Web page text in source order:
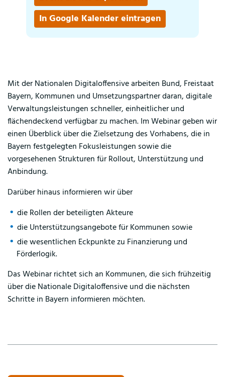
In Google Kalender eintragen
Mit der Nationalen Digitaloffensive arbeiten Bund, Freistaat
Bayern, Kommunen und Umsetzungspartner daran, digitale
Verwaltungsleistungen schneller, einheitlicher und
flächendeckend verfügbar zu machen. Im Webinar geben wir
einen Überblick über die Zielsetzung des Vorhabens, die in
Bayern festgelegten Fokusleistungen sowie die
vorgesehenen Strukturen für Rollout, Unterstützung und
Anbindung.
Darüber hinaus informieren wir über
die Rollen der beteiligten Akteure
die Unterstützungsangebote für Kommunen sowie
die wesentlichen Eckpunkte zu Finanzierung und
Förderlogik.
Das Webinar richtet sich an Kommunen, die sich frühzeitig
über die Nationale Digitaloffensive und die nächsten
Schritte in Bayern informieren möchten.